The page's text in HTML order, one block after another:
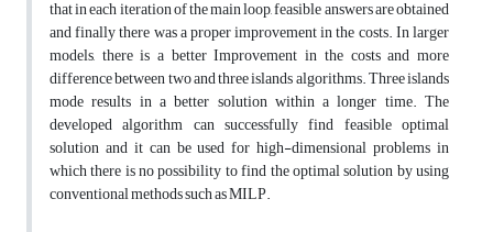
that in each iteration of the main loop, feasible answers are obtained
and finally there was a proper improvement in the costs. In larger
models, there is a better Improvement in the costs and more
difference between two and three islands algorithms. Three islands
mode results in a better solution within a longer time. The
developed algorithm can successfully find feasible optimal
solution and it can be used for high-dimensional problems in
which there is no possibility to find the optimal solution by using
conventional methods such as MILP.